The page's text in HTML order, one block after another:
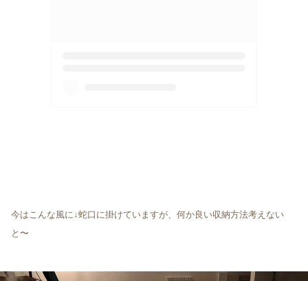
今はこんな風に↓蛇口に掛けていますが、何か良い収納方法考えない
と〜